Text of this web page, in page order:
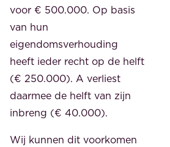
voor € 500.000. Op basis
van hun
eigendomsverhouding
heeft ieder recht op de helft
(€ 250.000). A verliest
daarmee de helft van zijn
inbreng (€ 40.000).
Wij kunnen dit voorkomen